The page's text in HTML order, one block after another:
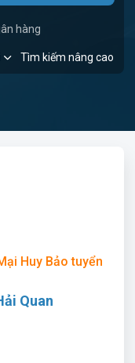
hàng
Tìm kiếm nâng cao
Huy Bảo tuyển
Quan